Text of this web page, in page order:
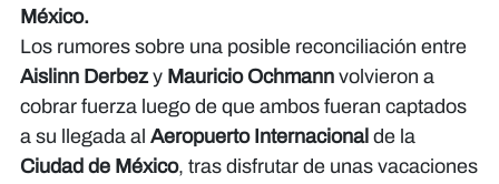
México.
Los rumores sobre una posible reconciliación entre
Aislinn Derbezy Mauricio Ochmann volvieron a
cobrar fuerza luego de que ambos fueran captados
a su llegada al Aeropuerto Internacional de la
Ciudad de México, tras disfrutar de unas vacaciones